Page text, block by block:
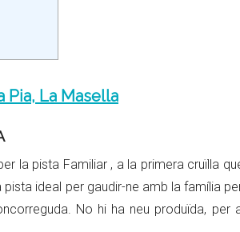
Pia, La Masella
la pista Familiar , a la primera cruïlla
ideal per gaudir-ne amb la família
No hi ha neu produïda, per